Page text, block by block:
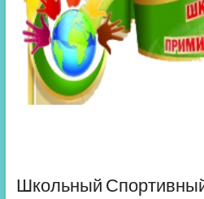
Школьный